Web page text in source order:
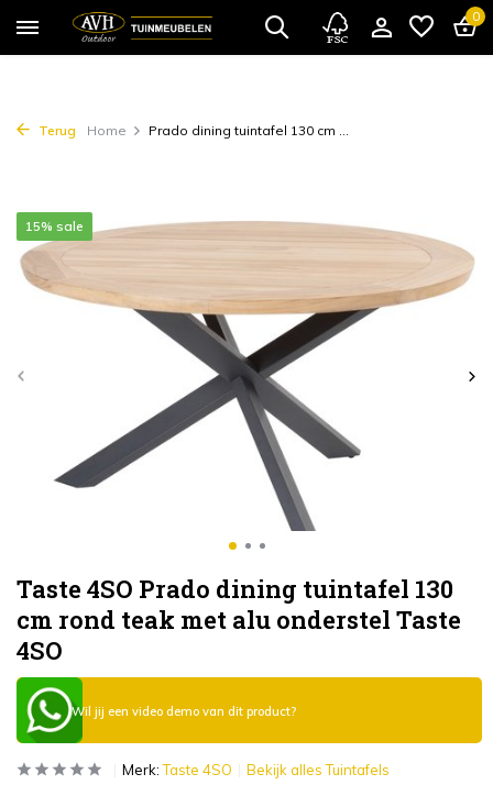
0
Terug Home Prado dining tuintafel 130 cm ...
Taste 4SO Prado dining tuintafel 130
cm rond teak met alu onderstel Taste
4SO
15% sale
Wil jij een video demo van dit product?
Merk:Taste 4SO Bekijk alles Tuintafels